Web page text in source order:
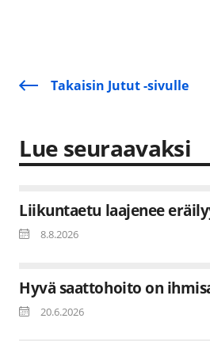
Takaisin Jutut -sivulle
Lue seuraavaksi
Liikuntaetu laajenee
8.8.2026
Hyvä saattohoito on
20.6.2026